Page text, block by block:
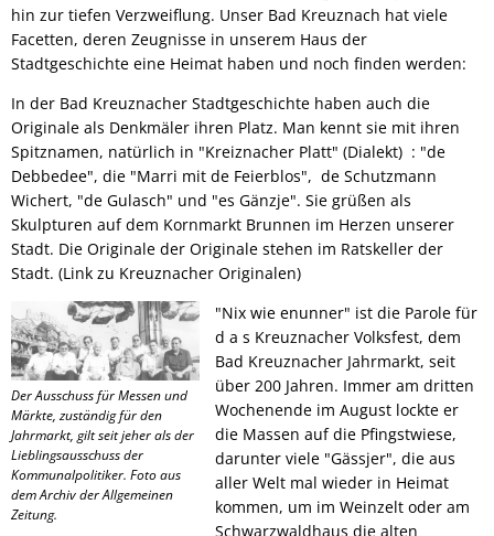
hin zur tiefen Verzweiflung. Unser Bad Kreuznach hat viele
Facetten, deren Zeugnisse in unserem Haus der
Stadtgeschichte eine Heimat haben und noch finden werden:
In der Bad Kreuznacher Stadtgeschichte haben auch die
Originale als Denkmäler ihren Platz. Man kennt sie mit ihren
Spitznamen, natürlich in "Kreiznacher Platt" (Dialekt) : "de
Debbedee", die "Marri mit de Feierblos", de Schutzmann
Wichert, "de Gulasch" und "es Gänzje". Sie grüßen als
Skulpturen auf dem Kornmarkt Brunnen im Herzen unserer
Stadt. Die Originale der Originale stehen im Ratskeller der
Stadt. (Link zu Kreuznacher Originalen)
Der Ausschuss für Messen und
Märkte, zuständig für den
Jahrmarkt, gilt seit jeher als der
Lieblingsausschuss der
Kommunalpolitiker. Foto aus
dem Archiv der Allgemeinen
Zeitung.
"Nix wie enunner" ist die Parole für
d a s Kreuznacher Volksfest, dem
Bad Kreuznacher Jahrmarkt, seit
über 200 Jahren. Immer am dritten
Wochenende im August lockte er
die Massen auf die Pfingstwiese,
darunter viele "Gässjer", die aus
aller Welt mal wieder in Heimat
kommen, um im Weinzelt oder am
Schwarzwaldhaus die alten